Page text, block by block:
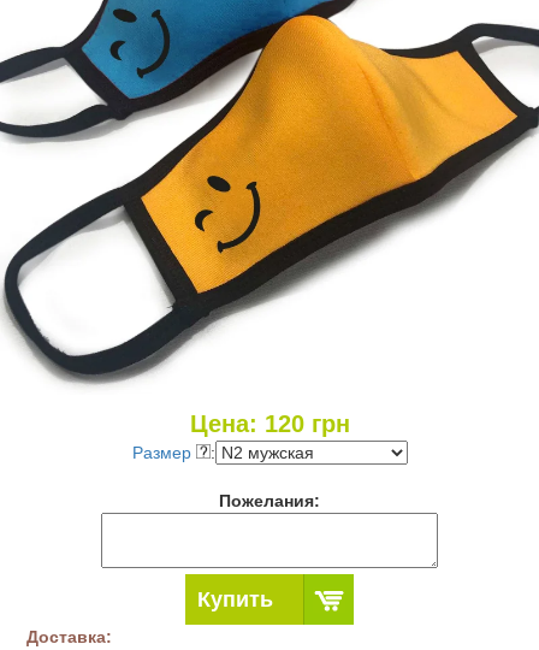
Цена: 120грн
Размер :
Пожелания:
Купить
Доставка: